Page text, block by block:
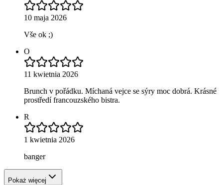
10 maja 2026
Vše ok ;)
O
11 kwietnia 2026
Brunch v pořádku. Míchaná vejce se sýry moc dobrá. Krásné
prostředí francouzského bistra.
R
1 kwietnia 2026
banger
Pokaż więcej